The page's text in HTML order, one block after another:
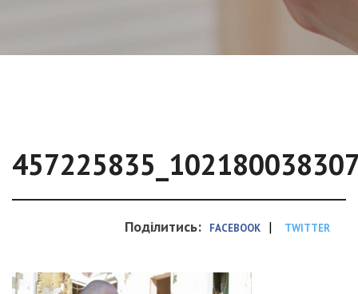
Поділитись: FACEBOOK | TWITTER